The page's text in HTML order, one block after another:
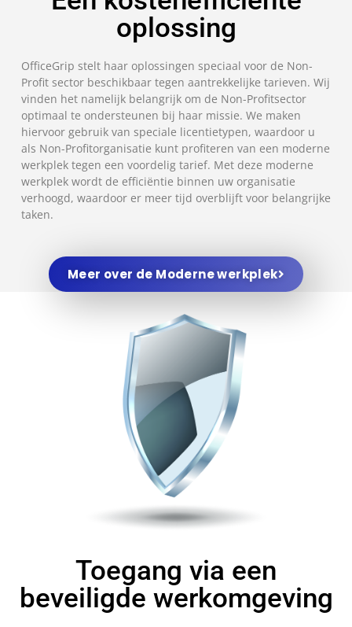
oplossing
OfficeGrip stelt haar oplossingen speciaal voor de Non-
Profit sector beschikbaar tegen aantrekkelijke tarieven. Wij
vinden het namelijk belangrijk om de Non-Profitsector
optimaal te ondersteunen bij haar missie. We maken
hiervoor gebruik van speciale licentietypen, waardoor u
als Non-Profitorganisatie kunt profiteren van een moderne
werkplek tegen een voordelig tarief. Met deze moderne
werkplek wordt de efficiëntie binnen uw organisatie
verhoogd, waardoor er meer tijd overblijft voor belangrijke
taken.
Meer over de Moderne werkplek
Toegang via een
beveiligde werkomgeving